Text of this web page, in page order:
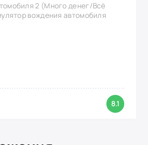
2 (Много денег/Всё
вождения автомобиля
8.1